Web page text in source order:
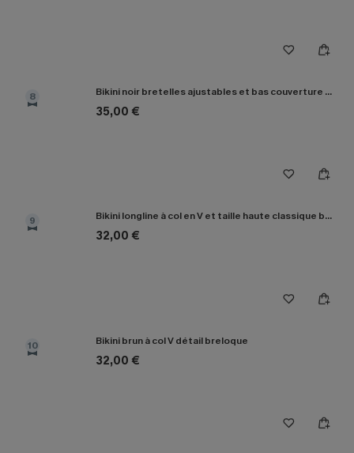
8 Bikini noir bretelles ajustables et bas couverture classique
35,00 €
9 Bikini longline à col en V et taille haute classique bleu marine
32,00 €
10 Bikini brun à col V détail breloque
32,00 €